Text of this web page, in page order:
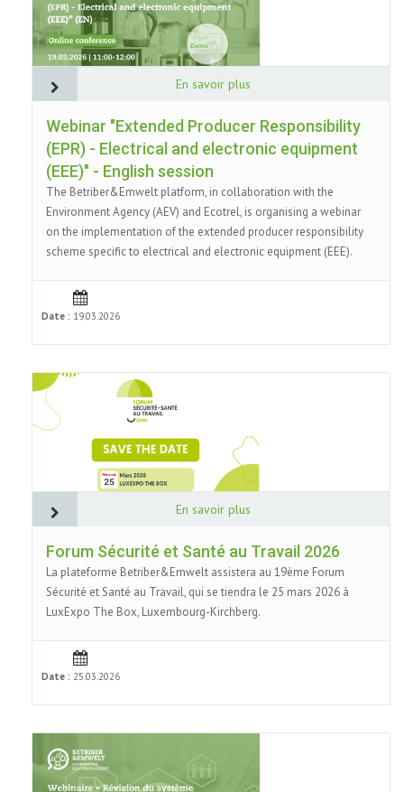
En savoir plus
Webinar "Extended Producer Responsibility
(EPR) - Electrical and electronic equipment
(EEE)" - English session
The Betriber&Emwelt platform, in collaboration with the
Environment Agency (AEV) and Ecotrel, is organising a webinar
on the implementation of the extended producer responsibility
scheme specific to electrical and electronic equipment (EEE).
Date : 19.03.2026
En savoir plus
Forum Sécurité et Santé au Travail 2026
La plateforme Betriber&Emwelt assistera au 19ème Forum
Sécurité et Santé au Travail, qui se tiendra le 25 mars 2026 à
LuxExpo The Box, Luxembourg-Kirchberg.
Date : 25.03.2026